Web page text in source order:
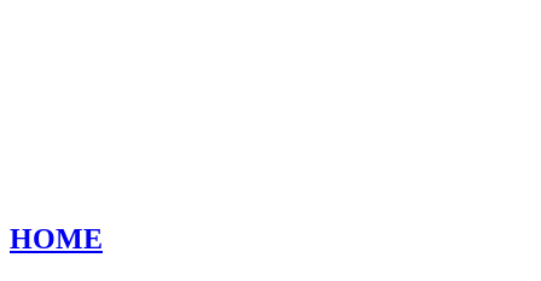
HOME